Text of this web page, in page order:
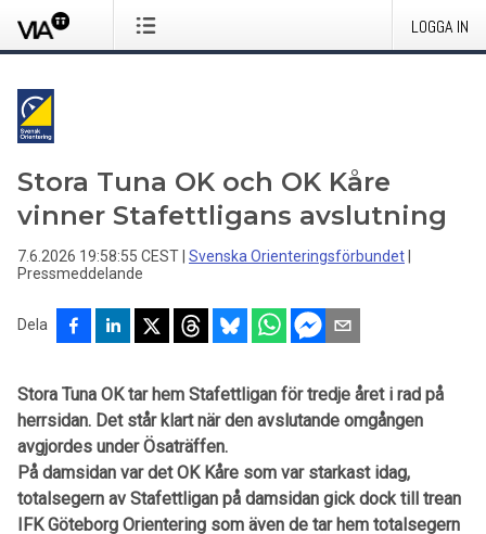
LOGGA IN
Stora Tuna OK och OK Kåre
vinner Stafettligans avslutning
7.6.2026 19:58:55 CEST Svenska Orienteringsförbundet
Pressmeddelande
Dela
Stora Tuna OK tar hem Stafettligan för tredje året i rad på
herrsidan. Det står klart när den avslutande omgången
avgjordes under Ösaträffen.
På damsidan var det OK Kåre som var starkast idag,
totalsegern av Stafettligan på damsidan gick dock till trean
IFK Göteborg Orientering som även de tar hem totalsegern